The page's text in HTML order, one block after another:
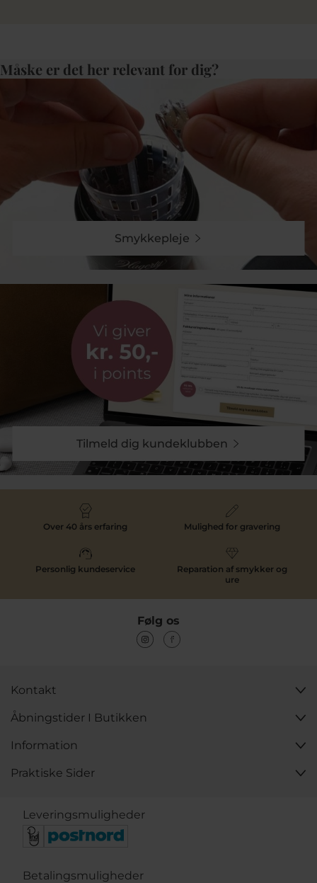
Måske er det her relevant for dig?
Smykkepleje
Tilmeld dig kundeklubben
Over 40 års erfaring Mulighed for gravering
Personlig kundeservice
Reparation af smykker og
ure
Følg os
Kontakt
Åbningstider I Butikken
Information
Praktiske Sider
Leveringsmuligheder
Betalingsmuligheder